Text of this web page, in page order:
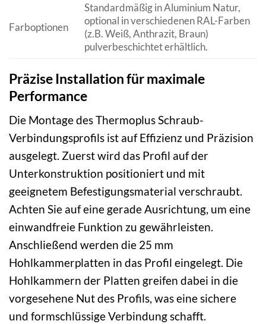
Farboptionen
Standardmäßig in Aluminium Natur,
optional in verschiedenen RAL-Farben
(z.B. Weiß, Anthrazit, Braun)
pulverbeschichtet erhältlich.
Präzise Installation für maximale
Performance
Die Montage des Thermoplus Schraub-
Verbindungsprofils ist auf Effizienz und Präzision
ausgelegt. Zuerst wird das Profil auf der
Unterkonstruktion positioniert und mit
geeignetem Befestigungsmaterial verschraubt.
Achten Sie auf eine gerade Ausrichtung, um eine
einwandfreie Funktion zu gewährleisten.
Anschließend werden die 25 mm
Hohlkammerplatten in das Profil eingelegt. Die
Hohlkammern der Platten greifen dabei in die
vorgesehene Nut des Profils, was eine sichere
und formschlüssige Verbindung schafft.